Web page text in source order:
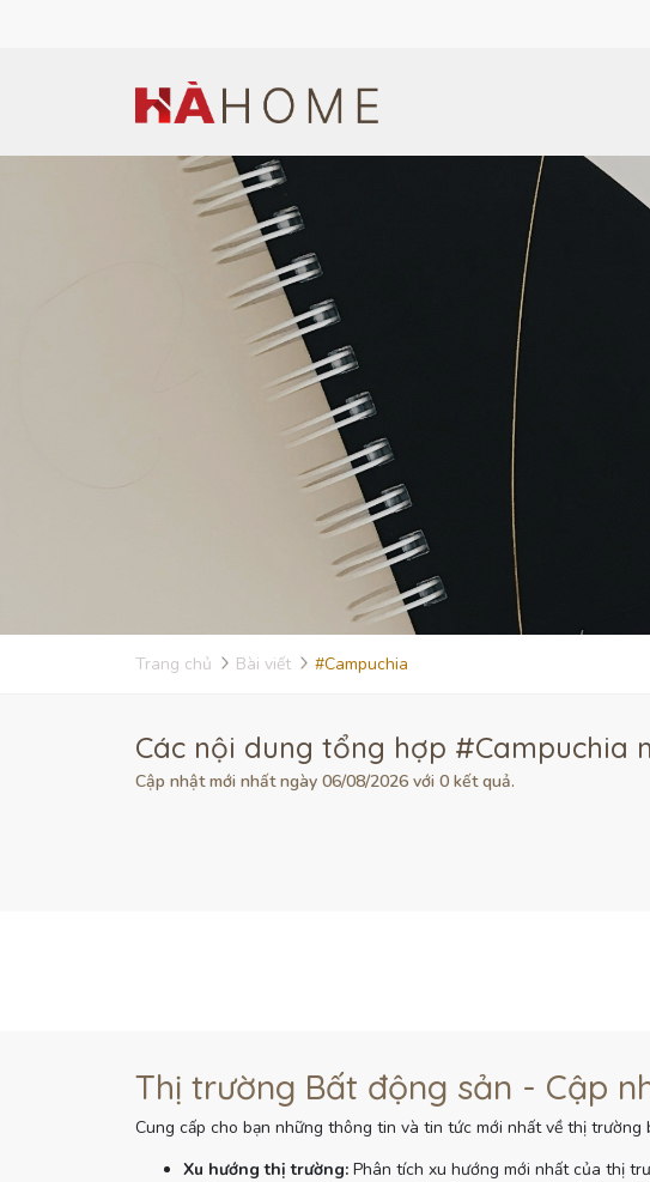
Trang chủ Bài viết #Campuchia
Các nội dung tổng hợp
Cập nhật mới nhất ngày 06/08/2026 với 0 kết quả.
Thị trường Bất động sản - Cập
Cung cấp cho bạn những thông tin và tin tức mới nhất về thị
Xu hướng thị trường:Phân tích xu hướng mới nhất của thị